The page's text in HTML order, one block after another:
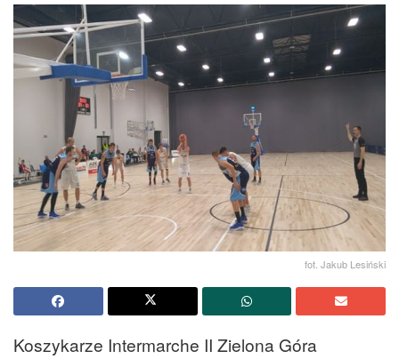
fot. Jakub Lesiński
Koszykarze Intermarche II Zielona Góra